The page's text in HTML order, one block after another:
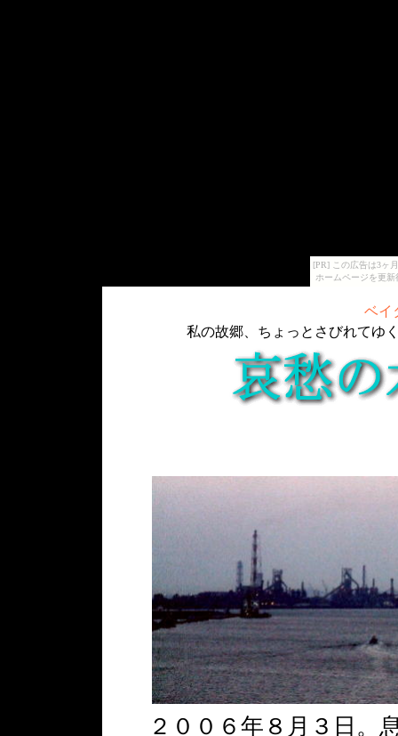
[PR] この広告は3ヶ
ホームページを更
ベイ
私の故郷、ちょっとさびれてゆ
２００６年８月３日。